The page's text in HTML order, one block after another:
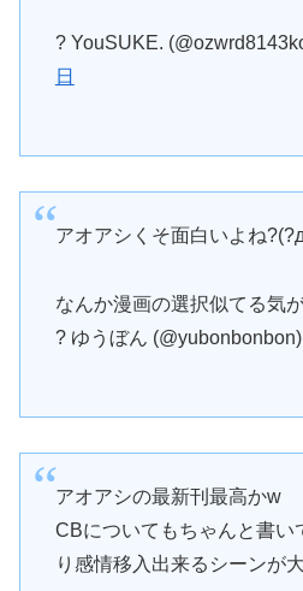
? YouSUKE.
日
アオアシくそ面白いよね
なんか漫画の選択似てる気
? ゆうぼん (@yubonbonbon)
アオアシの最新刊最高かw
CBについてもちゃんと書い
り感情移入出来るシーンが